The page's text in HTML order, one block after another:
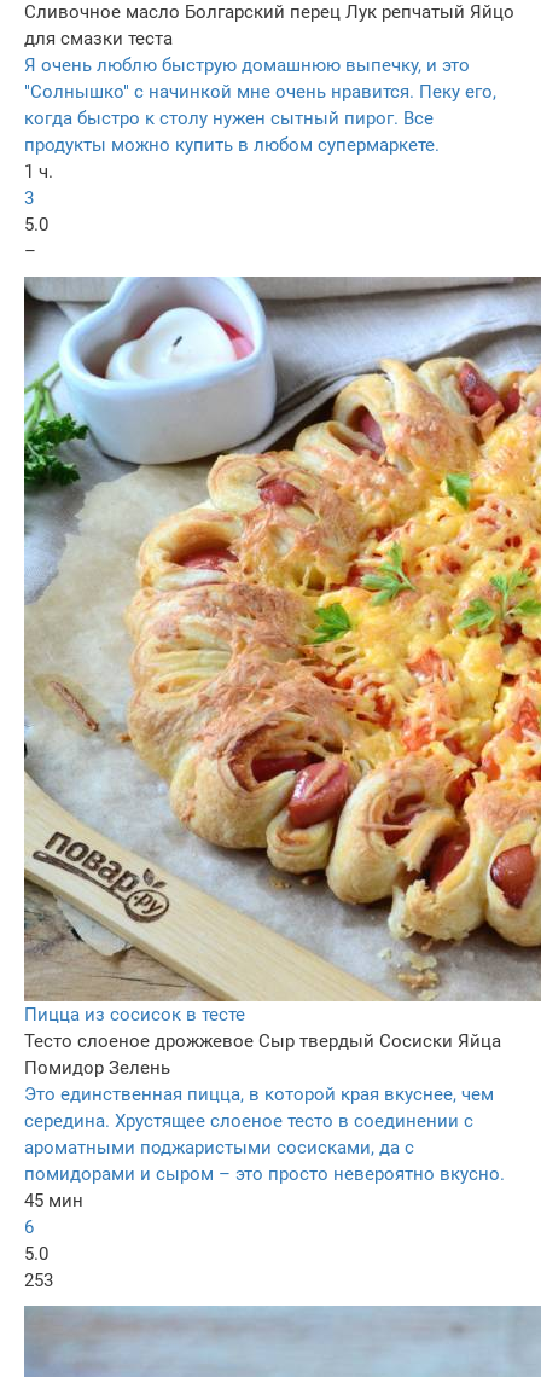
Сливочное масло Болгарский перец Лук репчатый Яйцо
для смазки теста
Я очень люблю быструю домашнюю выпечку, и это
"Солнышко" с начинкой мне очень нравится. Пеку его,
когда быстро к столу нужен сытный пирог. Все
продукты можно купить в любом супермаркете.
1 ч.
3
5.0
–
Пицца из сосисок в тесте
Тесто слоеное дрожжевое Сыр твердый Сосиски Яйца
Помидор Зелень
Это единственная пицца, в которой края вкуснее, чем
середина. Хрустящее слоеное тесто в соединении с
ароматными поджаристыми сосисками, да с
помидорами и сыром – это просто невероятно вкусно.
45 мин
6
5.0
253